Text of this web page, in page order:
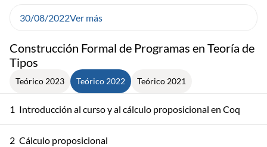
Construcción Formal de Programas en Teoría de
Tipos
Teórico 2023 Teórico 2022 Teórico 2021
1 Introducción al curso y al cálculo proposicional en Coq
2 Cálculo proposicional
30/08/2022Ver más